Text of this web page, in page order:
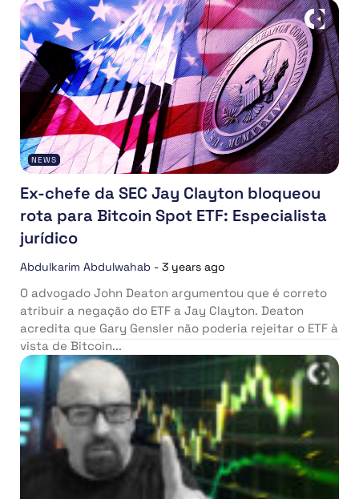
NEWS
Ex-chefe da SEC Jay Clayton bloqueou
rota para Bitcoin Spot ETF: Especialista
jurídico
Abdulkarim Abdulwahab - 3 years ago
O advogado John Deaton argumentou que é correto
atribuir a negação do ETF a Jay Clayton. Deaton
acredita que Gary Gensler não poderia rejeitar o ETF à
vista de Bitcoin...